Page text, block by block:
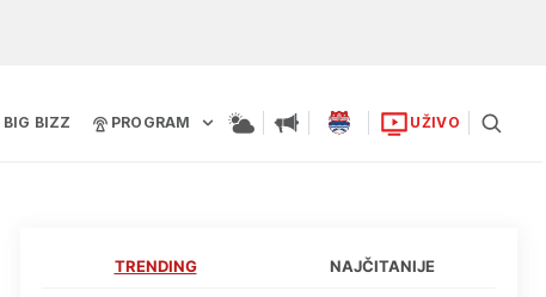
BIG BIZZ PROGRAM UŽIVO
TRENDING NAJČITANIJE